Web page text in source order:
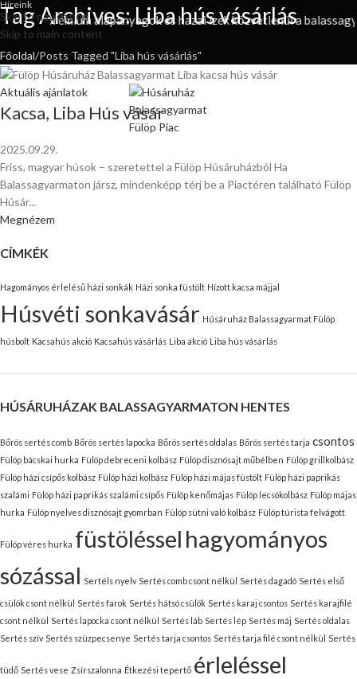
Skip to navigation
Skip to main content
Híreink
prémium alapanyagok és hazai ízek közvetlenül a
Tag Archives: Liba hús vásárlás
Főoldal Posts Tagged "Liba hús vásárlás"
Aktuális ajánlatok
Kacsa, Liba Hús vásár
2025.09.29.
Friss, magyar húsok – szeretettel a Fülöp Húsáruházból Ha
Balassagyarmaton jársz, mindenképp térj be a Piactéren található Fülöp
Húsár...
Megnézem
CÍMKÉK
Hagományos érlelésű házi sonkák Házi sonka füstölt Hízott kacsa májjal
Húsvéti sonkavásár Húsáruház Balassagyarmat Fülöp
húsbolt Kacsahús akció Kacsahús vásárlás Liba akció Liba hús vásárlás
HÚSÁRUHÁZAK BALASSAGYARMATON HENTES
Bőrös sertés comb Bőrös sertés lapocka Bőrös sertés oldalas Bőrös sertés tarja csontos
Fülöp bácskai hurka Fülöp debreceni kolbász Fülöp disznósajt műbélben Fülöp grillkolbász
Fülöp házi csípős kolbász Fülöp házi kolbász Fülöp házi májas füstölt Fülöp házi paprikás
szalámi Fülöp házi paprikás szalámi csípős Fülöp kenőmájas Fülöp lecsókolbász Fülöp májas
hurka Fülöp nyelves disznósajt gyomrban Fülöp sütni való kolbász Fülöp túrista felvágott
Fülöp véres hurka füstöléssel hagyományos
sózással Sertéls nyelv Sertés comb csont nélkül Sertés dagadó Sertés első
csülök csont nélkül Sertés farok Sertés hátsó csülök Sertés karaj csontos Sertés karajfilé
csont nélkül Sertés lapocka csont nélkül Sertés láb Sertés lép Sertés máj Sertés oldalas
Sertés szív Sertés szüzpecsenye Sertés tarja csontos Sertés tarja filé csont nélkül Sertés
tüdő Sertés vese Zsírszalonna Étkezési tepertő érleléssel